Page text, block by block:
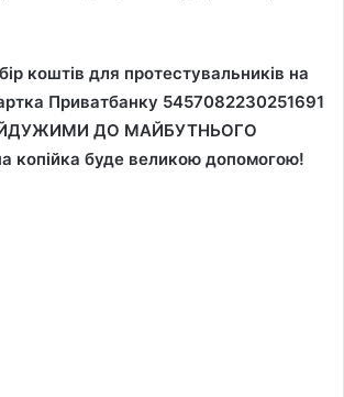
коштів для протестувальників на
Приватбанку 5457082230251691
ДО МАЙБУТНЬОГО
копійка буде великою допомогою!